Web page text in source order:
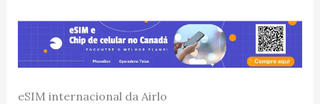
eSIM internacional da Airlo